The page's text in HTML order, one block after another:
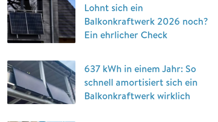
Lohnt sich ein
Balkonkraftwerk 2026 noch?
Ein ehrlicher Check
637 kWh in einem Jahr: So
schnell amortisiert sich ein
Balkonkraftwerk wirklich